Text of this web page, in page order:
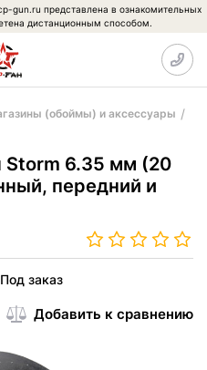
gun.ru представлена в ознакомительных
дистанционным способом.
(обоймы) и аксессуары
Storm 6.35 мм (20
передний и
Под заказ
Добавить к сравнению